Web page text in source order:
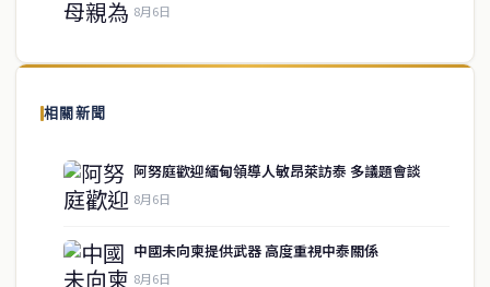
8月6日
相關新聞
阿努庭歡迎緬甸領導人敏昂萊訪泰 多議題會談
8月6日
中國未向柬提供武器 高度重視中泰關係
8月6日
關於我們
泰國中文新聞（TCN）是一家總部設於曼谷的中文新聞媒體，致力於
供即時、客觀、多元的中文新聞內容。